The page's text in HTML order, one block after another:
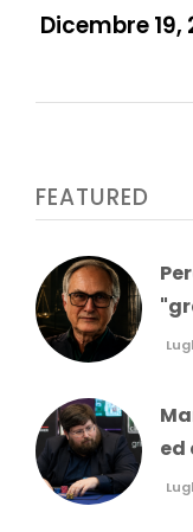
Dicembre 19,
FEATURED
ed